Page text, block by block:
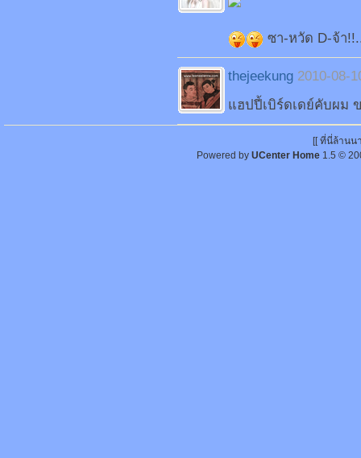
ซา-หวัด D-จ้า
thejeekung 2010-08-
แฮปปี้เบิร์ดเดย์คับผม
[[ ที่นี่ล้านน
Powered by UCenter Home 1.5 ©